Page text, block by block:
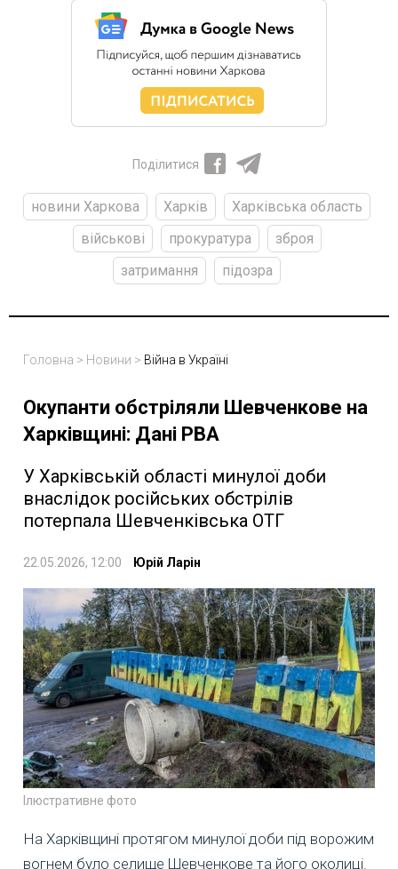
Поділитися
новини Харкова Харків
Харківська область
військові
прокуратура
зброя
затримання
підозра
Головна > Новини > Війна в Україні
Окупанти обстріляли Шевченкове на
Харківщині: Дані РВА
У Харківській області минулої доби
внаслідок російських обстрілів
потерпала Шевченківська ОТГ
22.05.2026, 12:00 Юрій Ларін
Ілюстративне фото
На Харківщині протягом минулої доби під ворожим
вогнем було селище Шевченкове та його околиці.